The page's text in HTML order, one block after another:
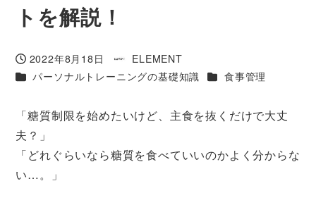
トを解説！
投稿日
2022年8月18日
者
ELEMENT
カテゴリー
パーソナルトレーニングの基礎知識 カテゴリー
食事管理
「糖質制限を始めたいけど、主食を抜くだけで大丈
夫？」
「どれぐらいなら糖質を食べていいのかよく分からな
い…。」